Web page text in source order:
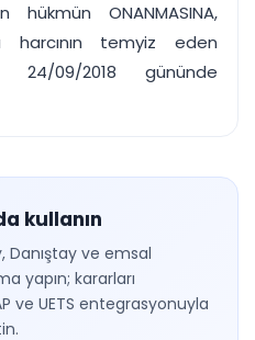
ONANMASINA,
harcının temyiz eden
24/09/2018 gününde
kullanın
Danıştay ve emsal
yapın; kararları
ve UETS entegrasyonuyla